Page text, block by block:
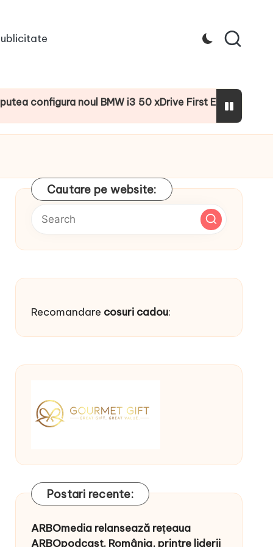
noul BMW i3 50 xDrive First Edition cu numeroase
Cautare pe website:
Recomandare cosuri cadou:
Postari recente:
ARBOmedia relansează rețeaua
ARBOpodcast. România, printre liderii